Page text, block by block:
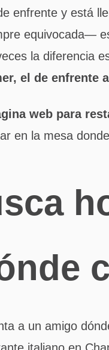
enfrente y está
equivocada—
la diferencia
el de enfrente
web para
en la mesa
a un amigo